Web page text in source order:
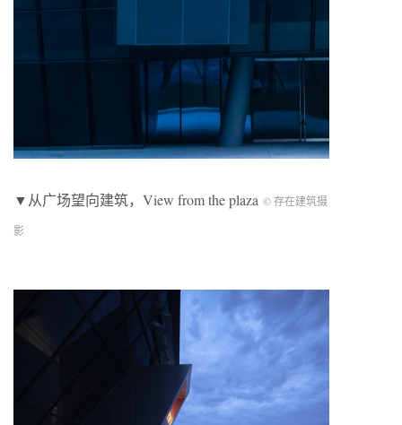
▼从广场望向建筑，View from the plaza © 存在建筑摄
影